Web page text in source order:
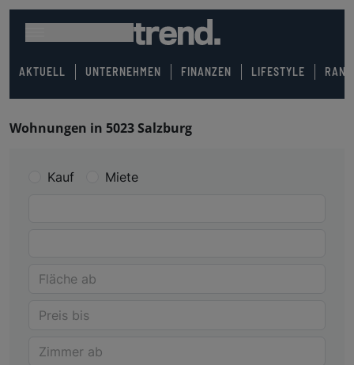
AKTUELL UNTERNEHMEN FINANZEN LIFESTYLE
Wohnungen in 5023 Salzburg
Kauf Miete